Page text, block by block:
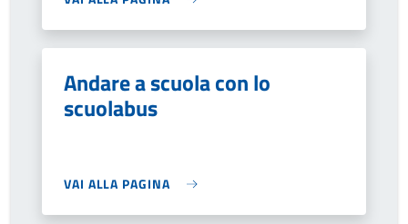
Andare a scuola con lo
scuolabus
VAI ALLA PAGINA